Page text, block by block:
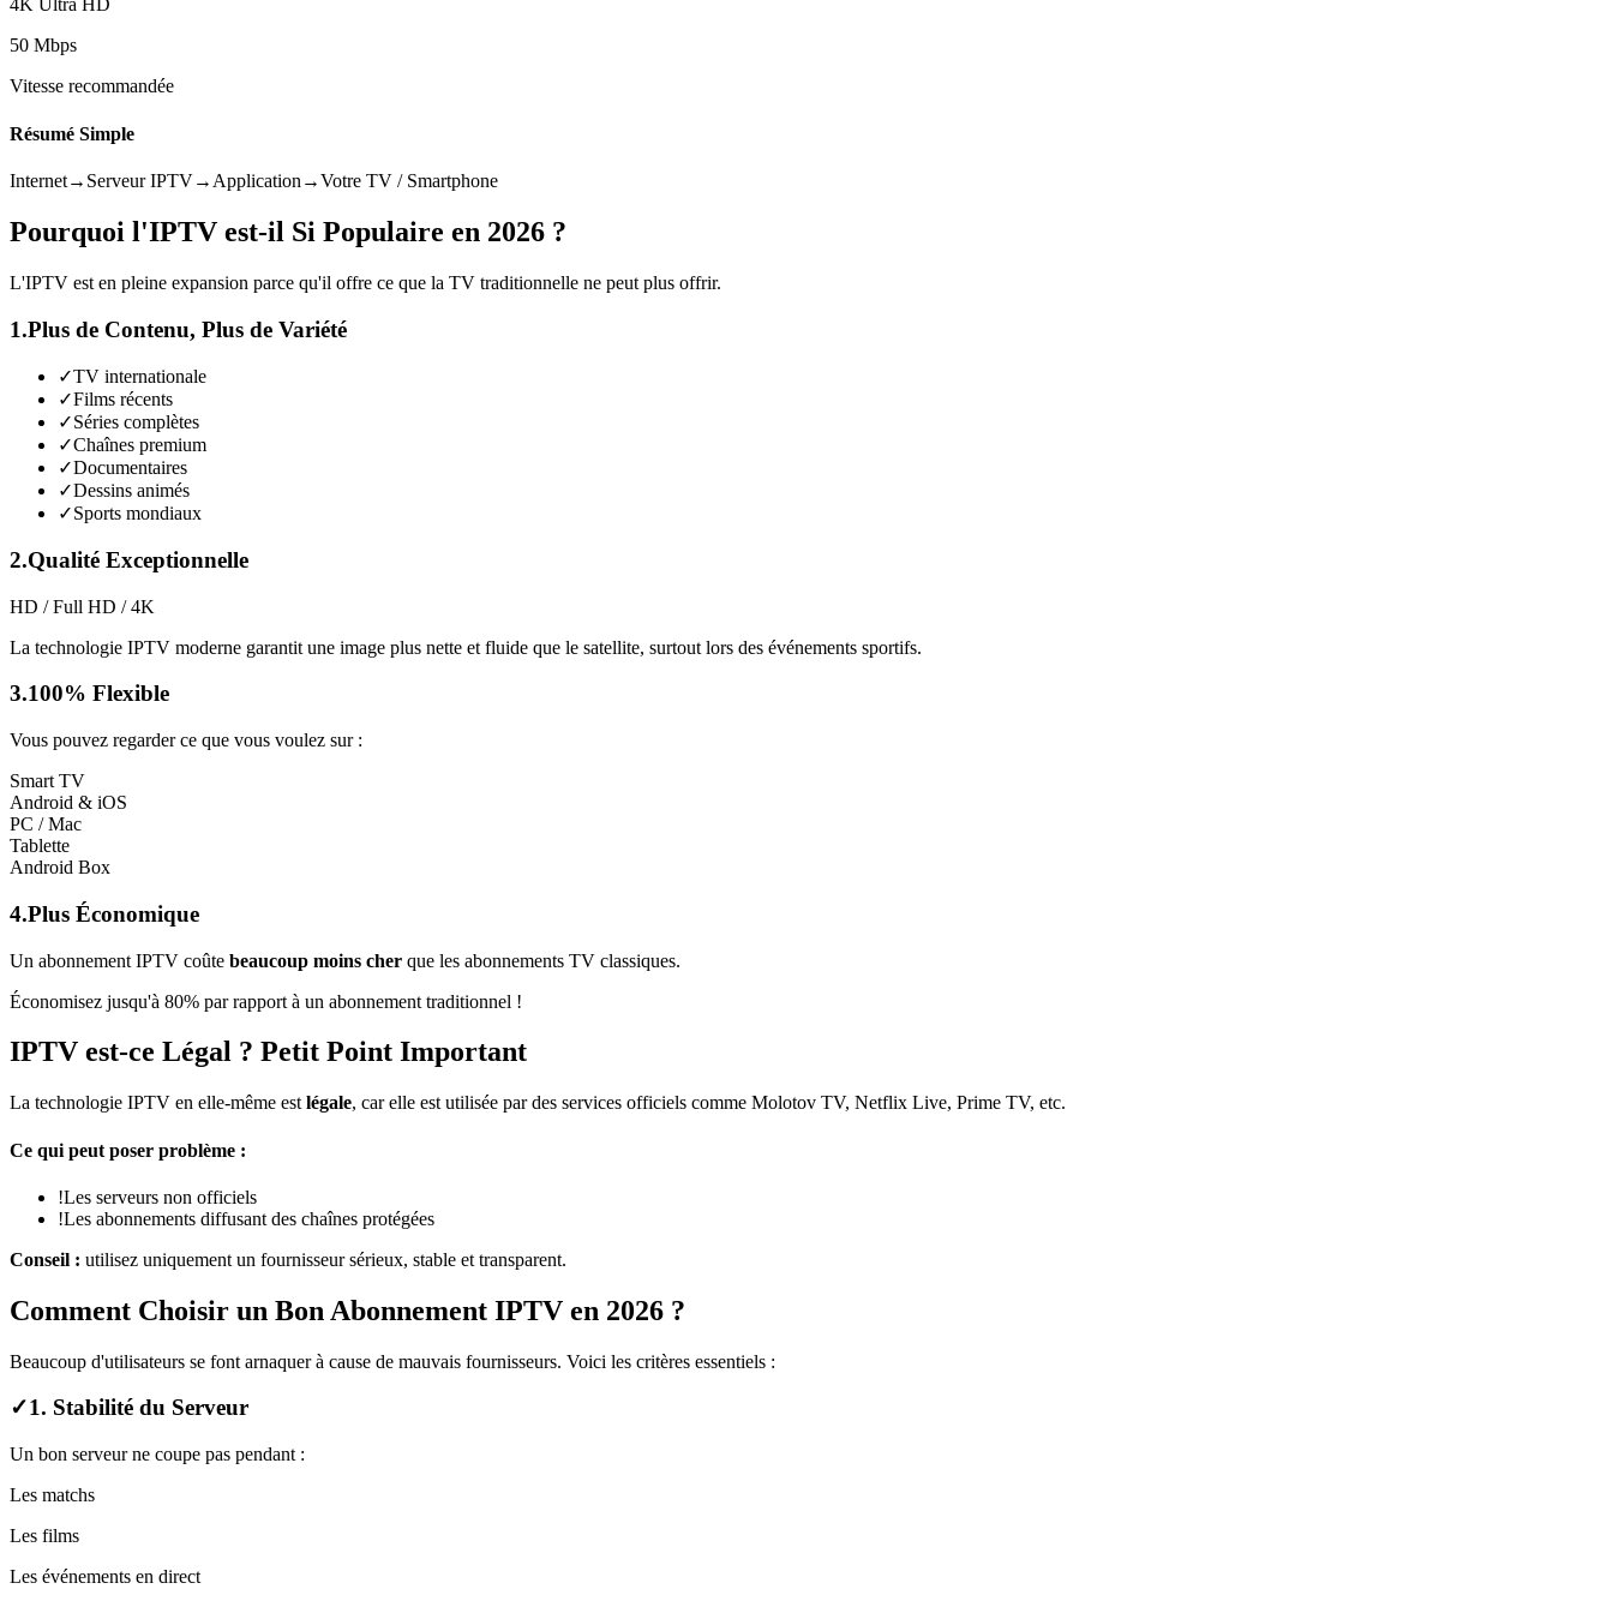
4K Ultra HD
50 Mbps
Vitesse recommandée
Résumé Simple
Internet→ Serveur IPTV→ Application →Votre TV / Smartphone
Pourquoi l'IPTV est-il Si Populaire en 2026 ?
L'IPTV est en pleine expansion parce qu'il offre ce que la TV traditionnelle ne peut plus offrir.
1.Plus de Contenu, Plus de Variété
✓TV internationale
✓Films récents
✓Séries complètes
✓Chaînes premium
✓Documentaires
✓Dessins animés
✓Sports mondiaux
2.Qualité Exceptionnelle
HD / Full HD / 4K
La technologie IPTV moderne garantit une image plus nette et fluide que le satellite, surtout lors des événements sportifs.
3.100% Flexible
Vous pouvez regarder ce que vous voulez sur :
Smart TV
Android & iOS
PC / Mac
Tablette
Android Box
4.Plus Économique
Un abonnement IPTV coûte beaucoup moins cher que les abonnements TV classiques.
Économisez jusqu'à 80% par rapport à un abonnement traditionnel !
IPTV est-ce Légal ? Petit Point Important
La technologie IPTV en elle-même est légale, car elle est utilisée par des services officiels comme Molotov TV, Netflix Live, Prime TV, etc.
Ce qui peut poser problème :
!Les serveurs non officiels
!Les abonnements diffusant des chaînes protégées
Conseil : utilisez uniquement un fournisseur sérieux, stable et transparent.
Comment Choisir un Bon Abonnement IPTV en 2026 ?
Beaucoup d'utilisateurs se font arnaquer à cause de mauvais fournisseurs. Voici les critères essentiels :
✓1. Stabilité du Serveur
Un bon serveur ne coupe pas pendant :
Les matchs
Les films
Les événements en direct